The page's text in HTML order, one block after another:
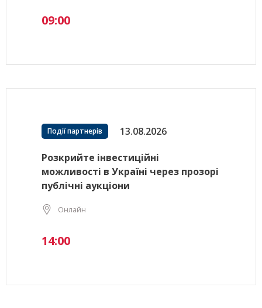
09:00
Події партнерів 13.08.2026
Розкрийте інвестиційні
можливості в Україні через прозорі
публічні аукціони
Онлайн
14:00